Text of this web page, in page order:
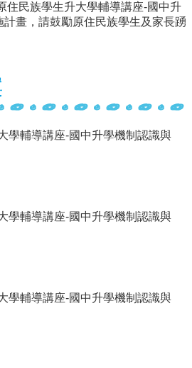
住民族學生升大學輔導講座-國中升
畫，請鼓勵原住民族學生及家長踴
學輔導講座-國中升學機制認識與
學輔導講座-國中升學機制認識與
學輔導講座-國中升學機制認識與